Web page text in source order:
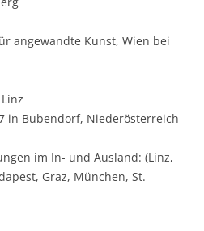
angewandte Kunst, Wien bei
in Bubendorf, Niederösterreich
im In- und Ausland: (Linz,
Graz, München, St.